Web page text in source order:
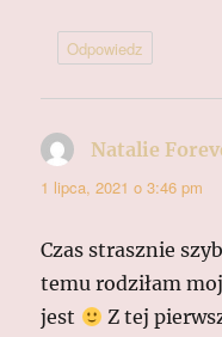
Odpowiedz
Natalie
1 lipca, 2021 o 3:46 pm
Czas strasznie
temu rodziłam
jest
Z tej